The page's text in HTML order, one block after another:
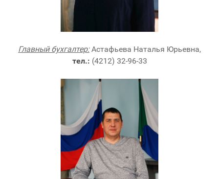
Главный бухгалтер:Астафьева Наталья Юрьевна,
тел.: (4212) 32-96-33